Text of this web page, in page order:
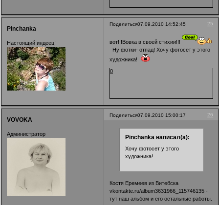
Поделиться 25
07.09.2010 14:52:45
Pinchanka
Настоящий индеец!
вот!!!Вовка в своей стихии!!!
Ну фотки- отпад! Хочу фотосет у этого
художника!
0
Поделиться 26
07.09.2010 15:00:17
VOVOKA
Администратор Pinchanka написал(а):
Хочу фотосет у этого
художника!
Костя Еремеев из Витебска
vkontakte.ru/album3631966_115746135 -
тут наш альбом и его остальные работы.